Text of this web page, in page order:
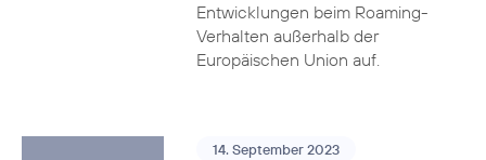
Entwicklungen beim Roaming-
Verhalten außerhalb der
Europäischen Union auf.
14. September 2023